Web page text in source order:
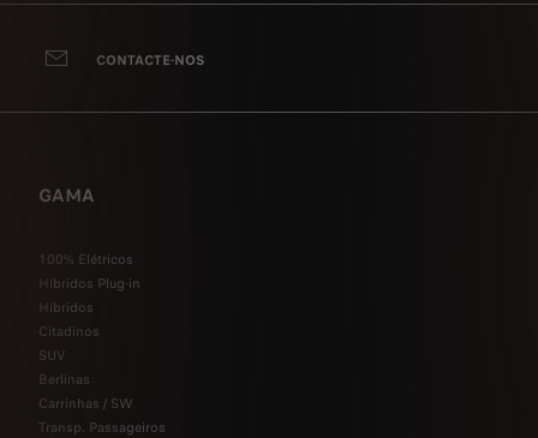
CONTACTE-NOS
GAMA
100% Elétricos
Híbridos Plug-in
Híbridos
Citadinos
SUV
Berlinas
Carrinhas / SW
Transp. Passageiros